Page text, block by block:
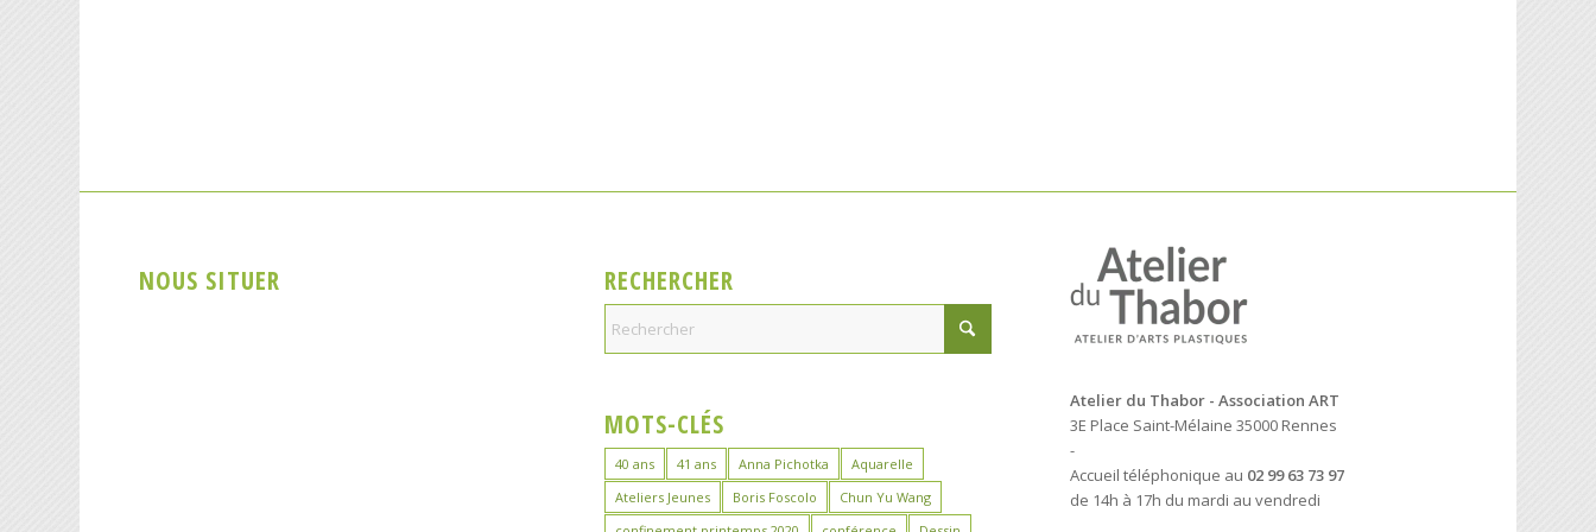
NOUS SITUER RECHERCHER
MOTS-CLÉS
40 ans 41 ans Anna Pichotka
Aquarelle
Ateliers Jeunes
Boris Foscolo
Chun Yu Wang
Atelier du Thabor - Association ART
3E Place Saint-Mélaine 35000 Rennes
-
Accueil téléphonique au 02 99 63 73 97
de 14h à 17h du mardi au vendredi